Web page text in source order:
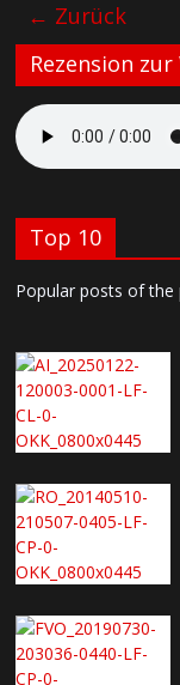
← Zurück
Rezension
Top 10
Popular posts of the